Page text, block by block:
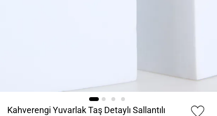
Kahverengi Yuvarlak Taş Detaylı Sallantılı